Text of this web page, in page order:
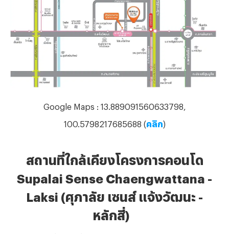
Google Maps : 13.889091560633798,
100.5798217685688 (คลิก)
สถานที่ใกล้เคียงโครงการคอนโด
Supalai Sense Chaengwattana -
Laksi (ศุภาลัย เซนส์ แจ้งวัฒนะ -
หลักสี่)